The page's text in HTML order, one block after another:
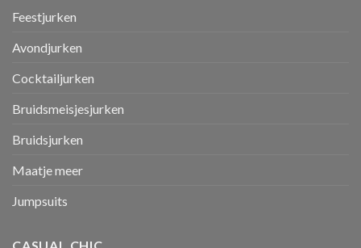
Feestjurken
Avondjurken
Cocktailjurken
Bruidsmeisjesjurken
Bruidsjurken
Maatje meer
Jumpsuits
CASUAL CHIC